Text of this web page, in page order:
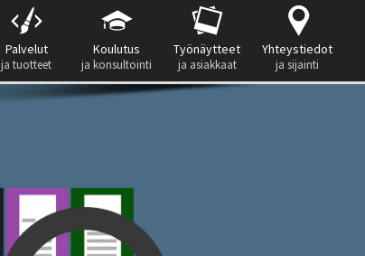
Palvelut
ja tuotteet
Koulutus
ja konsultointi
Työnäytteet
ja asiakkaat
Yhteystiedot
ja sijainti